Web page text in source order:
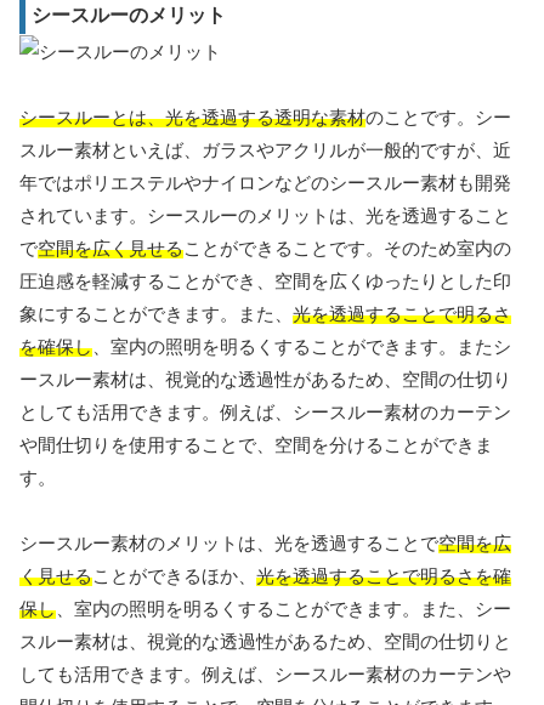
シースルーのメリット
シースルーとは、光を透過する透明な素材のことです。シー
スルー素材といえば、ガラスやアクリルが一般的ですが、近
年ではポリエステルやナイロンなどのシースルー素材も開発
されています。シースルーのメリットは、光を透過すること
で空間を広く見せることができることです。そのため室内の
圧迫感を軽減することができ、空間を広くゆったりとした印
象にすることができます。また、 光を透過することで明るさ
を確保し 、室内の照明を明るくすることができます。またシ
ースルー素材は、視覚的な透過性があるため、空間の仕切り
としても活用できます。例えば、シースルー素材のカーテン
や間仕切りを使用することで、空間を分けることができま
す。
シースルー素材のメリットは、光を透過することで空間を広
く見せることができるほか、 光を透過することで明るさを確
保し 、室内の照明を明るくすることができます。また、シー
スルー素材は、視覚的な透過性があるため、空間の仕切りと
しても活用できます。例えば、シースルー素材のカーテンや